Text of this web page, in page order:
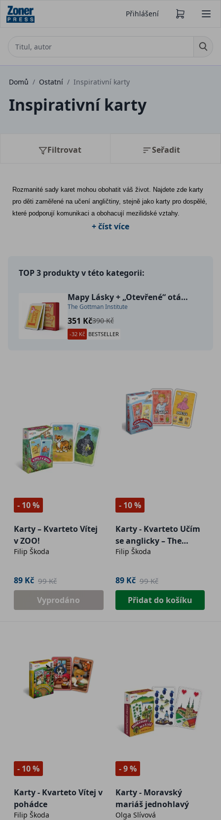
Přihlášení
Domů / Ostatní / Inspirativní karty
Inspirativní karty
Filtrovat Seřadit
Rozmanité sady karet mohou obohatit váš život. Najdete zde karty
pro děti zaměřené na učení angličtiny, stejně jako karty pro dospělé,
které podporují komunikaci a obohacují mezilidské vztahy.
+ číst více
TOP 3 produkty v této kategorii:
Mapy Lásky + „Otevřené“ otázky (dva balíčky karet v jednom)
The Gottman Institute
351 Kč390 Kč
-32 Kč BESTSELLER
- 10 %
Karty – Kvarteto Vítej
v ZOO!
Filip Škoda
89 Kč 99 Kč
Vyprodáno
- 10 %
Karty - Kvarteto Učím
se anglicky – The
Clothes
Filip Škoda
89 Kč 99 Kč
Přidat do košíku
- 10 %
Karty - Kvarteto Vítej v
pohádce
Filip Škoda
- 9 %
Karty - Moravský
mariáš jednohlavý
Olga Slívová